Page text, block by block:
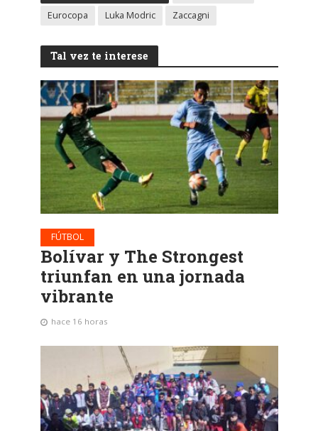
Eurocopa
Luka Modric Zaccagni
Tal vez te interese
FÚTBOL
Bolívar y The Strongest
triunfan en una jornada
vibrante
hace 16 horas